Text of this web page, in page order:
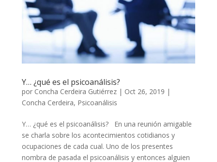
Y… ¿qué es el psicoanálisis?
por Concha Cerdeira Gutiérrez| Oct 26, 2019 |
Concha Cerdeira, Psicoanálisis
Y… ¿qué es el psicoanálisis? En una reunión amigable
se charla sobre los acontecimientos cotidianos y
ocupaciones de cada cual. Uno de los presentes
nombra de pasada el psicoanálisis y entonces alguien